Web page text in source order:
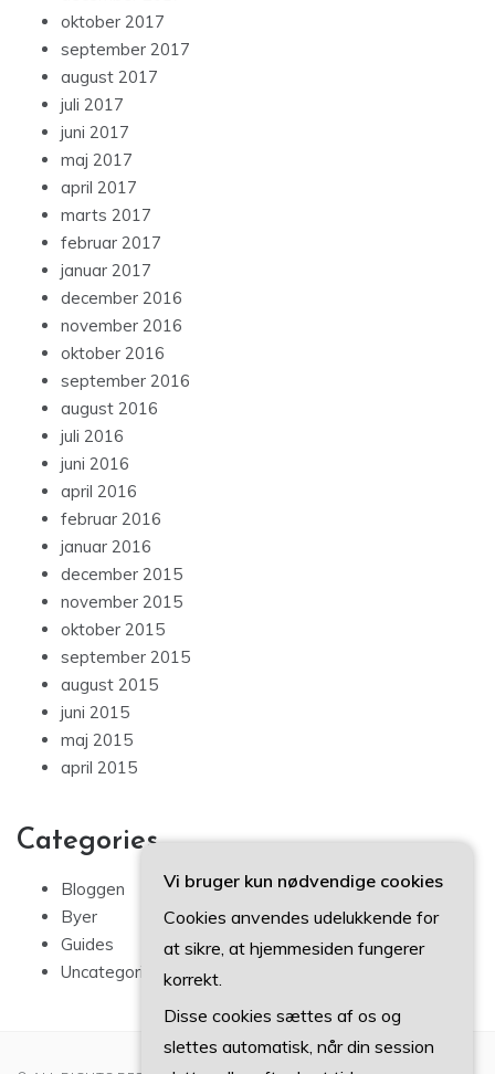
oktober 2017
september 2017
august 2017
juli 2017
juni 2017
maj 2017
april 2017
marts 2017
februar 2017
januar 2017
december 2016
november 2016
oktober 2016
september 2016
august 2016
juli 2016
juni 2016
april 2016
februar 2016
januar 2016
december 2015
november 2015
oktober 2015
september 2015
august 2015
juni 2015
maj 2015
april 2015
Categories
Bloggen
Byer
Guides
Uncategorized
Vi bruger kun nødvendige cookies
Cookies anvendes udelukkende for
at sikre, at hjemmesiden fungerer
korrekt.
Disse cookies sættes af os og
slettes automatisk, når din session